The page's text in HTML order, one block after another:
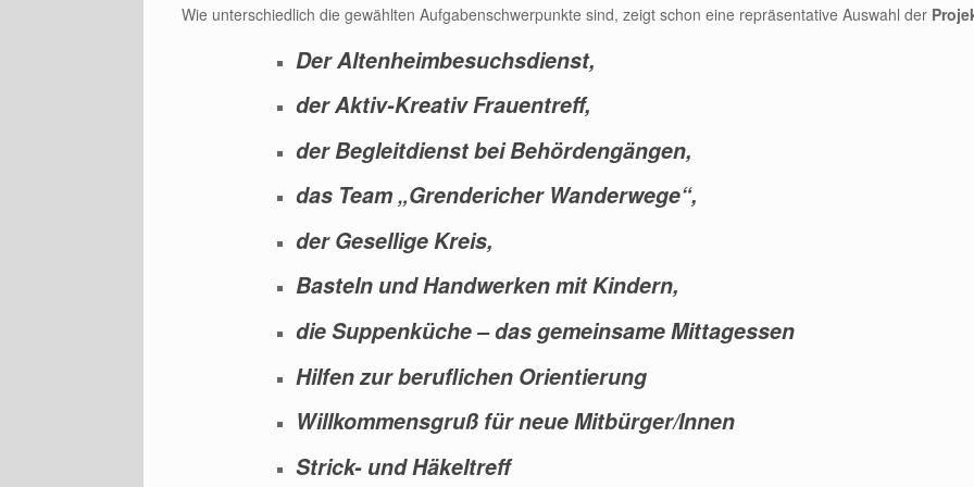
Wie unterschiedlich die gewählten Aufgabenschwerpunkte sind, zeigt schon eine repräsentative Auswahl der
Der Altenheimbesuchsdienst,
der Aktiv-Kreativ Frauentreff,
der Begleitdienst bei Behördengängen,
das Team „Grendericher Wanderwege“,
der Gesellige Kreis,
Basteln und Handwerken mit Kindern,
die Suppenküche – das gemeinsame Mittagessen
Hilfen zur beruflichen Orientierung
Willkommensgruß für neue Mitbürger/Innen
Strick- und Häkeltreff